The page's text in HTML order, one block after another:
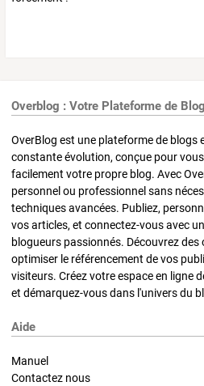
Overblog : Votre Plateforme de
OverBlog est une plateforme de blogs
constante évolution, conçue pour
facilement votre propre blog. Avec
personnel ou professionnel sans
techniques avancées. Publiez,
vos articles, et connectez-vous avec
blogueurs passionnés. Découvrez
optimiser le référencement de vos
visiteurs. Créez votre espace en ligne
et démarquez-vous dans l'univers du
Aide
Manuel
Contactez nous